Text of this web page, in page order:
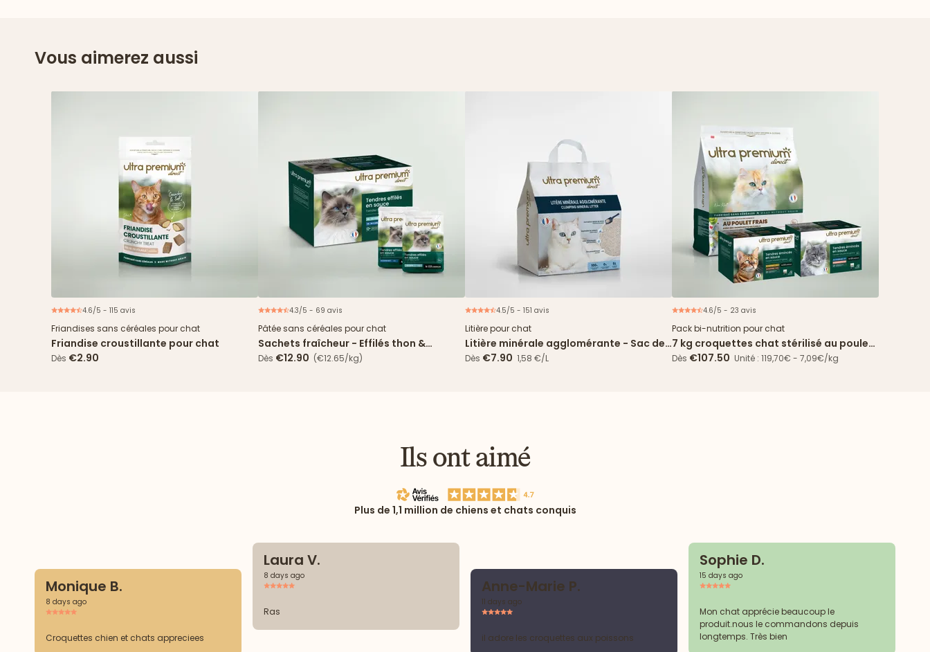
Vous aimerez aussi
4.6/5 - 115 avis
Friandises sans céréales pour chat
Friandise croustillante pour chat
Dès €2.90
4.3/5 - 69 avis
Pâtée sans céréales pour chat
Sachets fraîcheur - Effilés thon &
cabillaud en sauce
Dès €12.90 (€12.65/kg)
4.5/5 - 151 avis
Litière pour chat
Litière minérale agglomérante - Sac de
5L
Dès €7.90 1,58 €/L
4.6/5 - 23 avis
Pack bi-nutrition pour chat
7 kg croquettes chat stérilisé au poulet
frais + 96 sachets
Dès €107.50 Unité : 119,70€ - 7,09€/kg
Ils ont aimé
Plus de 1,1 million de chiens et chats conquis
Monique B.
8 days ago
Croquettes chien et chats appreciees
Laura V.
8 days ago
Ras
Anne-Marie P.
11 days ago
il adore les croquettes aux poissons
Sophie D.
15 days ago
Mon chat apprécie beaucoup le
produit.nous le commandons depuis
longtemps. Très bien